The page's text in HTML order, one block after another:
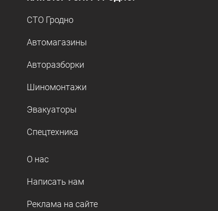
СТО Гродно
Автомагазины
Авторазборки
Шиномонтажи
Эвакуаторы
Спецтехника
О нас
Написать нам
Реклама на сайте